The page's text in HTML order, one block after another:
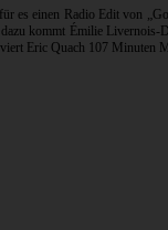
es einen Radio Edit von
kommt Émilie Livernois-
Eric Quach 107